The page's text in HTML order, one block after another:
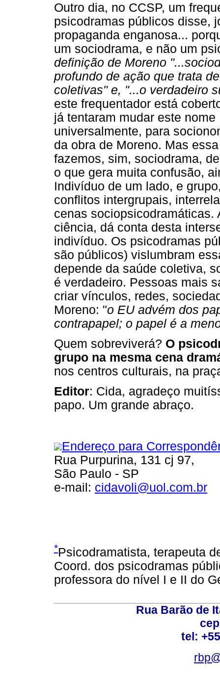
Outro dia, no CCSP, um
psicodramas públicos disse,
propaganda enganosa...
um sociodrama, e não um
definição de Moreno
profundo de ação que trata
coletivas" e, "...o verdadeiro
este frequentador está
já tentaram mudar este
universalmente, para
da obra de Moreno. Mas
fazemos, sim, sociodrama,
o que gera muita confusão,
Indivíduo de um lado, e
conflitos intergrupais,
cenas sociopsicodramáticas.
ciência, dá conta desta
indivíduo. Os psicodramas
são públicos) vislumbram
depende da saúde coletiva,
é verdadeiro. Pessoas mais
criar vínculos, redes,
Moreno: "o EU advém dos
contrapapel; o papel é a
Quem sobreviverá? O
grupo na mesma cena
nos centros culturais, na
Editor: Cida, agradeço
papo. Um grande abraço.
Endereço para
Rua Purpurina, 131 cj 97,
São Paulo - SP
e-mail: cidavoli@uol.com.br
*Psicodramatista, terapeuta
Coord. dos psicodramas
professora do nível I e II do
Rua Barão de
tel: